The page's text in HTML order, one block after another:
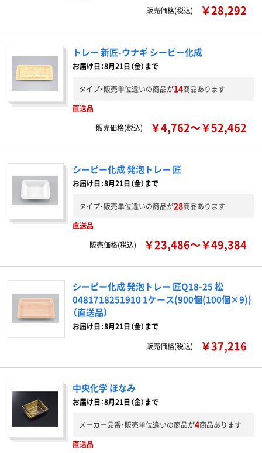
販売価格(税込)
￥28,292
トレー 新匠-ウナギ シーピー化成
お届け日：8月21日（金）まで
タイプ・販売単位違いの商品が14商品あります
直送品
販売価格(税込)
￥4,762～￥52,462
シーピー化成 発泡トレー 匠
お届け日：8月21日（金）まで
タイプ・販売単位違いの商品が28商品あります
直送品
販売価格(税込)
￥23,486～￥49,384
シーピー化成 発泡トレー 匠Q18-25 松
0481718251910 1ケース(900個(100個×9))
（直送品）
お届け日：8月21日（金）まで
販売価格(税込)
￥37,216
中央化学 ほなみ
お届け日：8月21日（金）まで
メーカー品番・販売単位違いの商品が4商品あります
直送品